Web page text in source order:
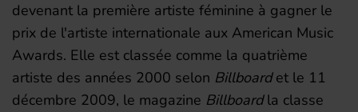
devenant la première artiste féminine à gagner le
prix de l'artiste internationale aux American Music
Awards. Elle est classée comme la quatrième
artiste des années 2000 selon Billboardet le 11
décembre 2009, le magazine Billboardla classe